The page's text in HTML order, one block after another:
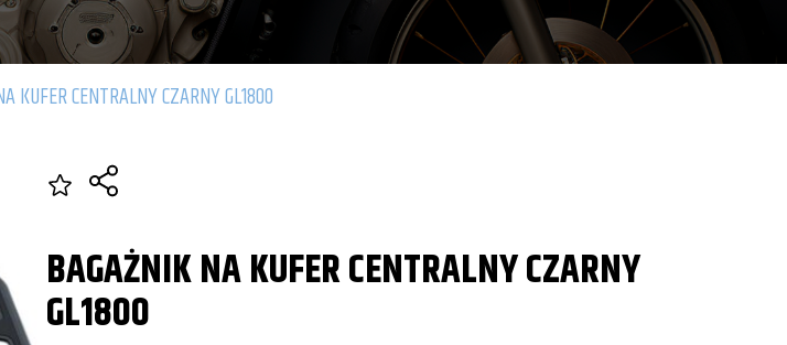
KUFER CENTRALNY CZARNY GL1800
BAGAŻNIK NA KUFER CENTRALNY CZARNY
GL1800